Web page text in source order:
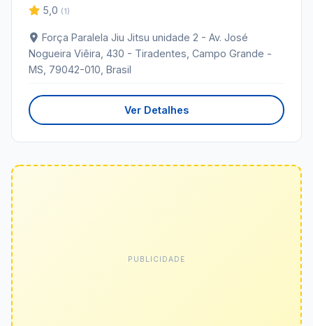
5,0 (1)
Força Paralela Jiu Jitsu unidade 2 - Av. José
Nogueira Viêira, 430 - Tiradentes, Campo Grande -
MS, 79042-010, Brasil
Ver Detalhes